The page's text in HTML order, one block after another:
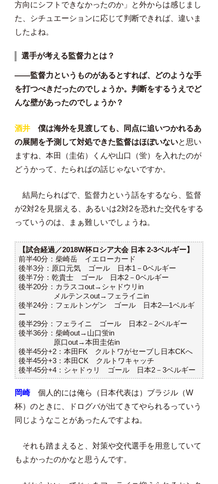
方向にシフトできなかったのか」と外からは感じまし
た、シチュエーションに応じて判断できれば、違いま
したよね。
選手が考える監督力とは？
――監督力というものがあるとすれば、どのような手
を打つべきだったのでしょうか。判断をするうえでど
んな壁があったのでしょうか？
酒井
僕は海外を見渡しても、同点に追いつかれるあ
の展開を予測して対処できた監督はほぼいないと思い
ますね、本田（圭佑）くんや山口（蛍）を入れたのが
どうかって、たらればの話じゃないですか。
結局たらればで、監督力という話をするなら、監督
が2対2を見据える、あるいは2対2を恐れた交代をする
っていうのは、まぁ難しいでしょうね。
【試合経過／2018W杯ロシア大会 日本 2-3ベルギー】
前半40分：柴崎岳 イエローカード
後半3分：原口元気 ゴール 日本1－0ベルギー
後半7分：乾貴士 ゴール 日本2－0ベルギー
後半20分：カラスコout→シャドウリin
メルテンスout→フェライニin
後半24分：フェルトンゲン ゴール 日本2―1ベルギ
ー
後半29分：フェライニ ゴール 日本2－2ベルギー
後半36分：柴崎out→山口蛍in
原口out→本田圭佑in
後半45分+2：本田FK クルトワがセーブし日本CKへ
後半45分+3：本田CK クルトワキャッチ
後半45分+4：シャドゥリ ゴール 日本2－3ベルギー
岡崎個人的には俺ら（日本代表は）ブラジル（W
杯）のときに、ドログバが出てきてやられるっていう
同じようなことがあったんですよね。
それも踏まえると、対策や交代選手を用意していて
もよかったのかなと思うんです。